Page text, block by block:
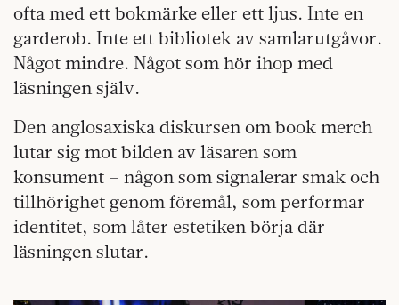
ofta med ett bokmärke eller ett ljus. Inte en
garderob. Inte ett bibliotek av samlarutgåvor.
Något mindre. Något som hör ihop med
läsningen själv.
Den anglosaxiska diskursen om book merch
lutar sig mot bilden av läsaren som
konsument – någon som signalerar smak och
tillhörighet genom föremål, som performar
identitet, som låter estetiken börja där
läsningen slutar.